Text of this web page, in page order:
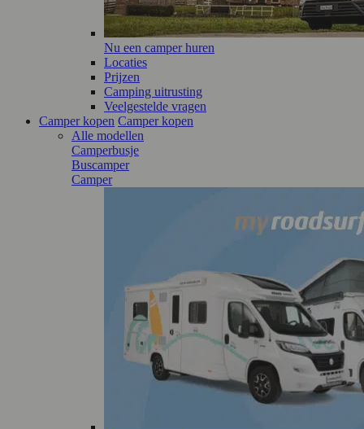
Nu een camper huren
Locaties
Prijzen
Camping uitrusting
Veelgestelde vragen
Camper kopen Camper kopen
Alle modellen
Camperbusje
Buscamper
Camper